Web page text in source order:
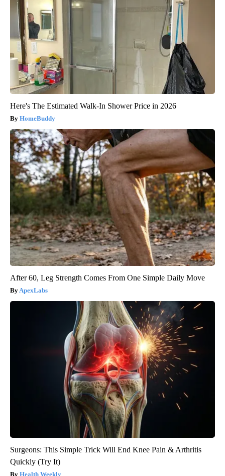
Here's The Estimated Walk-In Shower Price in 2026
HomeBuddy
After 60, Leg Strength Comes From One Simple Daily Move
ApexLabs
Surgeons: This Simple Trick Will End Knee Pain & Arthritis
Quickly (Try It)
Health Weekly